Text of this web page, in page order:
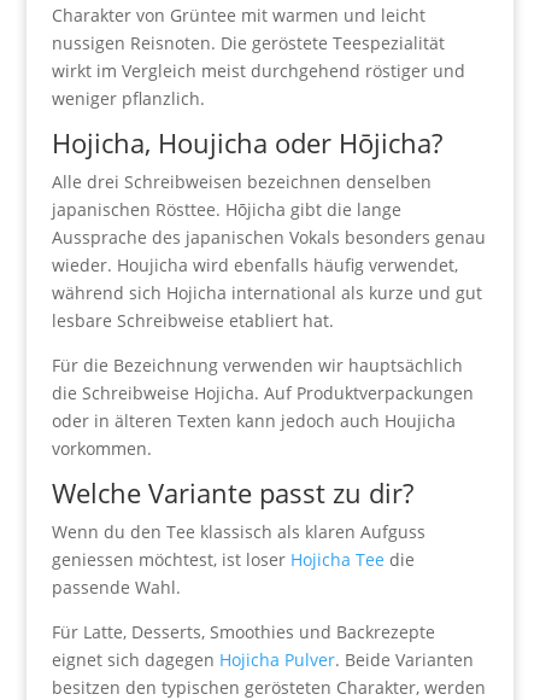
Charakter von Grüntee mit warmen und leicht
nussigen Reisnoten. Die geröstete Teespezialität
wirkt im Vergleich meist durchgehend röstiger und
weniger pflanzlich.
Hojicha, Houjicha oder Hōjicha?
Alle drei Schreibweisen bezeichnen denselben
japanischen Rösttee. Hōjicha gibt die lange
Aussprache des japanischen Vokals besonders genau
wieder. Houjicha wird ebenfalls häufig verwendet,
während sich Hojicha international als kurze und gut
lesbare Schreibweise etabliert hat.
Für die Bezeichnung verwenden wir hauptsächlich
die Schreibweise Hojicha. Auf Produktverpackungen
oder in älteren Texten kann jedoch auch Houjicha
vorkommen.
Welche Variante passt zu dir?
Wenn du den Tee klassisch als klaren Aufguss
geniessen möchtest, ist loser Hojicha Tee die
passende Wahl.
Für Latte, Desserts, Smoothies und Backrezepte
eignet sich dagegen Hojicha Pulver. Beide Varianten
besitzen den typischen gerösteten Charakter, werden